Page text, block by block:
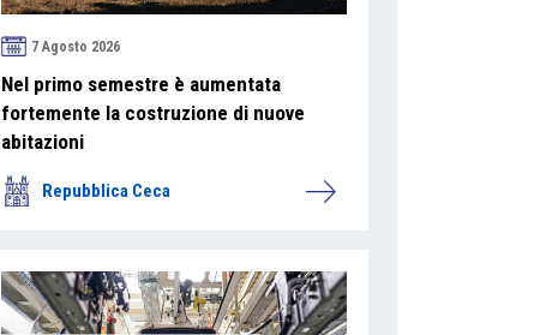
7 Agosto 2026
Nel primo semestre è aumentata
fortemente la costruzione di nuove
abitazioni
Repubblica Ceca